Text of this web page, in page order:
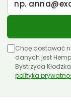
Chcę dostawać
danych jest
Bystrzyca
polityka